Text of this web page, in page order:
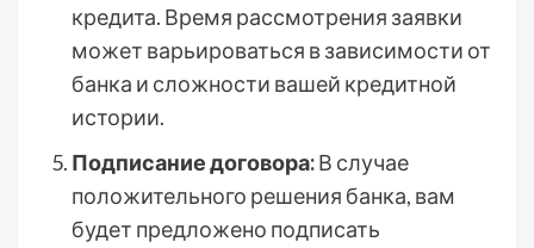
кредита. Время рассмотрения заявки
может варьироваться в зависимости от
банка и сложности вашей кредитной
истории.
Подписание договора:В случае
положительного решения банка, вам
будет предложено подписать